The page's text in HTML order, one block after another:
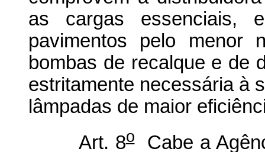
as cargas essenciais,
pavimentos pelo menor
bombas de recalque e de
estritamente necessária à
lâmpadas de maior
Art. 8oCabe a